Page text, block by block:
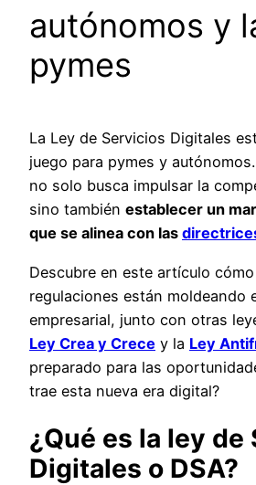
autónomos y
pymes
La Ley de Servicios Digitales
juego para pymes y
no solo busca impulsar la
sino también establecer un
que se alinea con las
Descubre en este artículo
regulaciones están moldeando
empresarial, junto con otras
Ley Crea y Crece y la Ley
preparado para las
trae esta nueva era digital?
¿Qué es la ley
Digitales o DSA?